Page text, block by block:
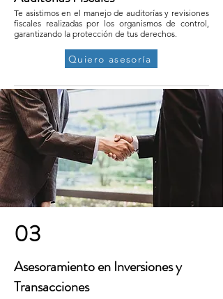
Te asistimos en el manejo de auditorías y revisiones
fiscales realizadas por los organismos de control,
garantizando la protección de tus derechos.
Quiero asesoría
03
Asesoramiento en Inversiones y
Transacciones